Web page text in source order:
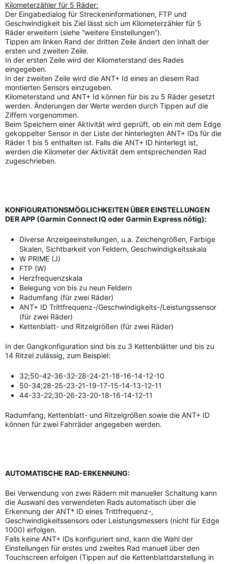
Kilometerzähler für 5 Räder:
Der Eingabedialog für Streckeninformationen, FTP und
Geschwindigkeit bis Ziel lässt sich um Kilometerzähler für 5
Räder erweitern (siehe “weitere Einstellungen”).
Tippen am linken Rand der dritten Zeile ändert den Inhalt der
ersten und zweiten Zeile.
In der ersten Zeile wird der Kilometerstand des Rades
eingegeben.
In der zweiten Zeile wird die ANT+ Id eines an diesem Rad
montierten Sensors einzugeben.
Kilometerstand und ANT+ Id können für bis zu 5 Räder gesetzt
werden. Änderungen der Werte werden durch Tippen auf die
Ziffern vorgenommen.
Beim Speichern einer Aktivität wird geprüft, ob ein mit dem Edge
gekoppelter Sensor in der Liste der hinterlegten ANT+ IDs für die
Räder 1 bis 5 enthalten ist. Falls die ANT+ ID hinterlegt ist,
werden die Kilometer der Aktivität dem entsprechenden Rad
zugeschrieben.
KONFIGURATIONSMÖGLICHKEITEN ÜBER EINSTELLUNGEN
DER APP (Garmin Connect IQ oder Garmin Express nötig):
Diverse Anzeigeeinstellungen, u.a. Zeichengrößen, Farbige
Skalen, Sichtbarkeit von Feldern, Geschwindigkeitsskala
W PRIME (J)
FTP (W)
Herzfrequenzskala
Belegung von bis zu neun Feldern
Radumfang (für zwei Räder)
ANT+ ID Trittfrequenz-/Geschwindigkeits-/Leistungssensor
(für zwei Räder)
Kettenblatt- und Ritzelgrößen (für zwei Räder)
In der Gangkonfiguration sind bis zu 3 Kettenblätter und bis zu
14 Ritzel zulässig, zum Beispiel:
32;50-42-36-32-28-24-21-18-16-14-12-10
50-34;28-25-23-21-19-17-15-14-13-12-11
44-33-22;30-26-23-20-18-16-14-12-11
Radumfang, Kettenblatt- und Ritzelgrößen sowie die ANT+ ID
können für zwei Fahrräder angegeben werden.
AUTOMATISCHE RAD-ERKENNUNG:
Bei Verwendung von zwei Rädern mit manueller Schaltung kann
die Auswahl des verwendeten Rads automatisch über die
Erkennung der ANT* ID eines Trittfrequenz-,
Geschwindigkeitssensors oder Leistungsmessers (nicht für Edge
1000) erfolgen.
Falls keine ANT+ IDs konfiguriert sind, kann die Wahl der
Einstellungen für erstes und zweites Rad manuell über den
Touchscreen erfolgen (Tippen auf die Kettenblattdarstellung in